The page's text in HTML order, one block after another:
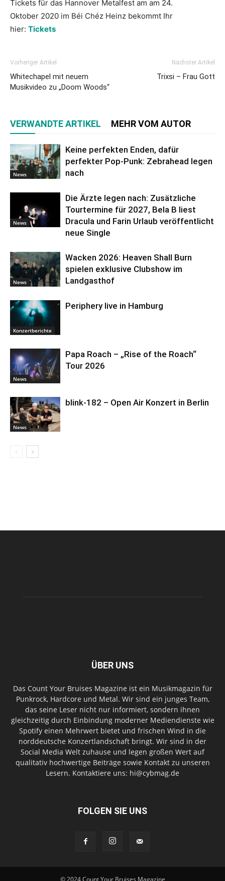
Tickets für das Hannover Metalfest am am 24.
Oktober 2020 im Béi Chéz Heinz bekommt Ihr
hier: Tickets
Vorheriger Artikel
Whitechapel mit neuem
Musikvideo zu „Doom Woods“
Nächster Artikel
Trixsi – Frau Gott
VERWANDTE ARTIKEL MEHR VOM AUTOR
News
Keine perfekten Enden, dafür
perfekter Pop-Punk: Zebrahead legen
nach
News
Die Ärzte legen nach: Zusätzliche
Tourtermine für 2027, Bela B liest
Dracula und Farin Urlaub veröffentlicht
neue Single
News
Wacken 2026: Heaven Shall Burn
spielen exklusive Clubshow im
Landgasthof
Konzertberichte
Periphery live in Hamburg
News
Papa Roach – „Rise of the Roach“
Tour 2026
News
blink-182 – Open Air Konzert in Berlin
ÜBER UNS
Das Count Your Bruises Magazine ist ein Musikmagazin für
Punkrock, Hardcore und Metal. Wir sind ein junges Team,
das seine Leser nicht nur informiert, sondern ihnen
gleichzeitig durch Einbindung moderner Mediendienste wie
Spotify einen Mehrwert bietet und frischen Wind in die
norddeutsche Konzertlandschaft bringt. Wir sind in der
Social Media Welt zuhause und legen großen Wert auf
qualitativ hochwertige Beiträge sowie Kontakt zu unseren
Lesern. Kontaktiere uns: hi@cybmag.de
FOLGEN SIE UNS
© 2024 Count Your Bruises Magazine